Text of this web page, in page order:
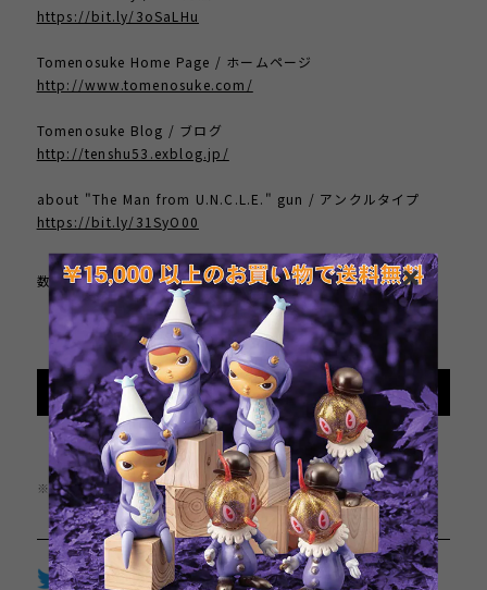
https://bit.ly/3oSaLHu
Tomenosuke Home Page / ホームページ
http://www.tomenosuke.com/
Tomenosuke Blog / ブログ
http://tenshu53.exblog.jp/
about "The Man from U.N.C.L.E." gun / アンクルタイプ
https://bit.ly/31SyO00
数量
International shipping available
Add to cart
日本国内にお住まいの方向け
※この商品は1点までのご注文とさせていただきます。
Twitter LINE Facebook